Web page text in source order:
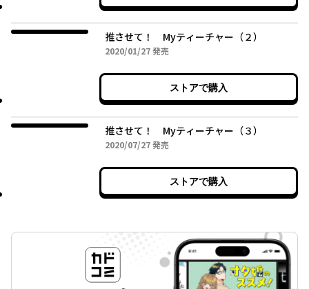
推させて！ Myティーチャー（２）
2020/01/272020年01月27日
発売
ストアで購入
推させて！ Myティーチャー（３）
2020/07/272020年07月27日
発売
ストアで購入